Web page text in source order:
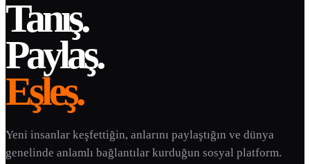
Tanış.
Paylaş.
Eşleş.
Yeni insanlar keşfettiğin, anlarını paylaştığın ve dünya
genelinde anlamlı bağlantılar kurduğun sosyal platform.